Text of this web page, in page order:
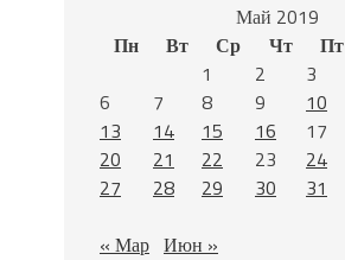
Май 2019
Пн
Вт Ср Чт Пт
1
2 3
6
7 8 9 10
13
14 15 16 17
20
21 22 23 24
27
28 29 30
31
« Мар Июн »